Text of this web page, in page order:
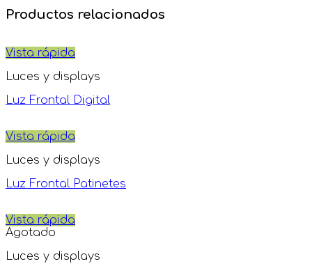
Productos relacionados
Vista rápida
Luces y displays
Luz Frontal Digital
Vista rápida
Luces y displays
Luz Frontal Patinetes
Vista rápida
Agotado
Luces y displays